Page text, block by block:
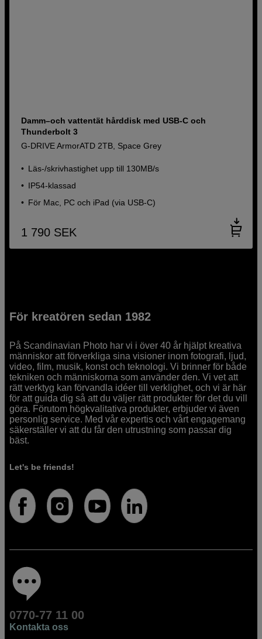
Damm–och vattentät hårddisk med USB-C och
Thunderbolt 3
G-DRIVE ArmorATD 2TB, Space Grey
Läs-/skrivhastighet upp till 130MB/s
IP54-klassad
För Mac, PC och iPad (via USB-C)
1 790 SEK
För kreatören sedan 1982
På Scandinavian Photo har vi i över 40 år hjälpt kreativa
människor att förverkliga sina visioner inom fotografi, ljud,
video, film, musik, konst och teknologi. Vi brinner för både
tekniken och människorna som använder den. Vi vet att
rätt verktyg kan förvandla idéer till verklighet, och vi är här
för att guida dig så att du väljer rätt produkter för det du vill
göra. Förutom högkvalitativa produkter, erbjuder vi även
personlig service. Med vår expertis och vårt engagemang
säkerställer vi att du får den utrustning som passar dig
bäst.
Let's be friends!
0770-77 11 00
Kontakta oss